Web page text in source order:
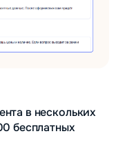
в нескольких
бесплатных